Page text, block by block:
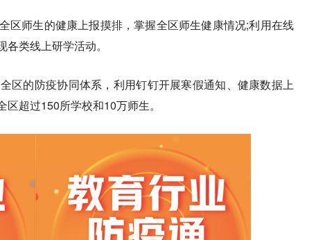
区师生的健康上报摸排，掌握全区师生健康情况;利用在线
类线上研学活动。
区的防疫协同体系，利用钉钉开展寒假通知、健康数据上
超过150所学校和10万师生。